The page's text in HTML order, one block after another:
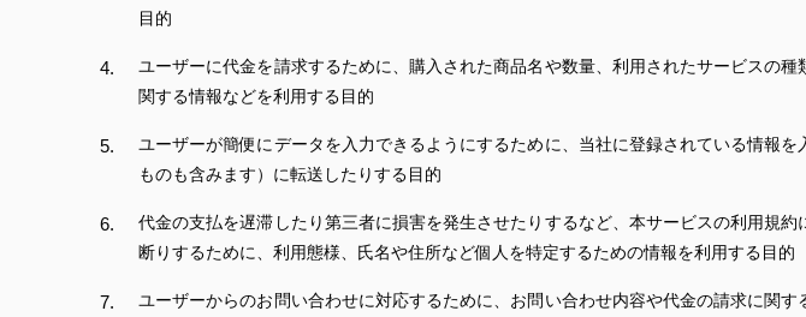
目的
ユーザーに代金を請求するために、購入された商品名や数量、利用されたサービスの
関する情報などを利用する目的
ユーザーが簡便にデータを入力できるようにするために、当社に登録されている情報
ものも含みます）に転送したりする目的
代金の支払を遅滞したり第三者に損害を発生させたりするなど、本サービスの利用規
断りするために、利用態様、氏名や住所など個人を特定するための情報を利用する目的
ユーザーからのお問い合わせに対応するために、お問い合わせ内容や代金の請求に関